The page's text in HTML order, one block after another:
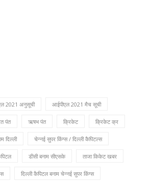
2021 अनुसूची आईपीएल 2021 मैच सूची
पंत ऋषभ पंत क्रिकेट क्रिकेट क्र
दिल्ली चेन्नई सुपर किंग्स / दिल्ली कैपिटल्स
डीसी बनाम सीएसके ताजा किकेट खबर
दिल्ली कैपिटल बनाम चेन्नई सुपर किंग्स